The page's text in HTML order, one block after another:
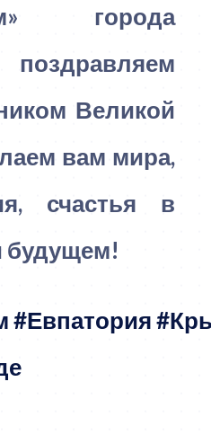
города
Великой
вам мира,
счастья в
будущем!
#Евпатория